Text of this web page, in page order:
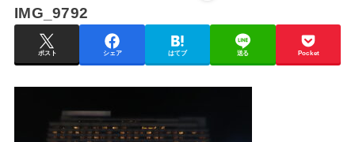
IMG_9792
ポスト シェア はてブ 送る Pocket